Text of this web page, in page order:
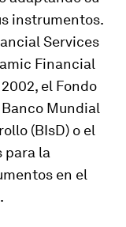
instrumentos.
Services
Financial
el Fondo
Mundial
(BIsD) o el
para la
en el